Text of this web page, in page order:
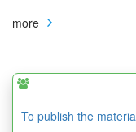
more
To publish the